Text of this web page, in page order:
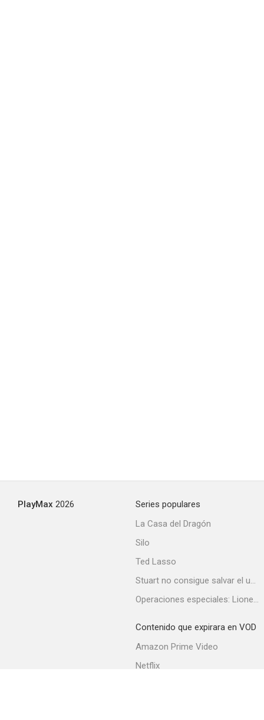
PlayMax 2026
Series populares
La Casa del Dragón
Silo
Ted Lasso
Stuart no consigue salvar el universo
Operaciones especiales: Lioness
Contenido que expirara en VOD
Amazon Prime Video
Netflix